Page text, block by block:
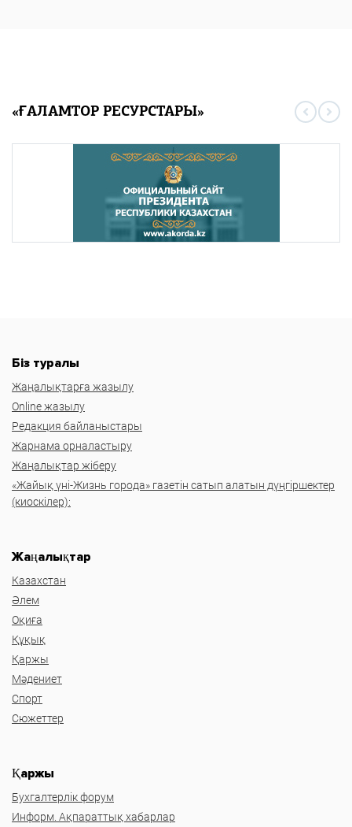
«ҒАЛАМТОР РЕСУРСТАРЫ»
Біз туралы
Жаңалықтарға жазылу
Online жазылу
Редакция байланыстары
Жарнама орналастыру
Жаңалықтар жіберу
«Жайық үні-Жизнь города» газетін сатып алатын дүңгіршектер
(киоскілер):
Жаңалықтар
Казахстан
Әлем
Оқиға
Құқық
Қаржы
Мәдениет
Спорт
Сюжеттер
Қаржы
Бухгалтерлік форум
Информ. Ақпараттық хабарлар